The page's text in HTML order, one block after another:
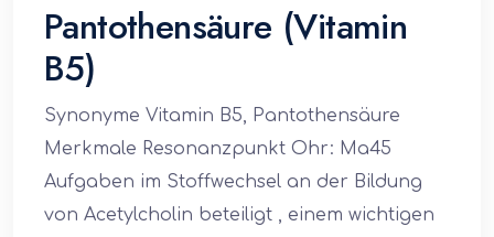
Pantothensäure (Vitamin
B5)
Synonyme Vitamin B5, Pantothensäure
Merkmale Resonanzpunkt Ohr: Ma45
Aufgaben im Stoffwechsel an der Bildung
von Acetylcholin beteiligt , einem wichtigen